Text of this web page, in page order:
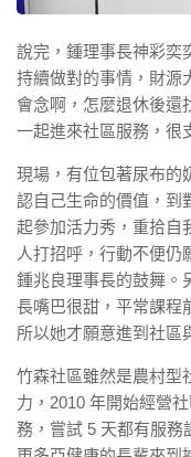
說完，鍾理事長神彩奕
持續做對的事情，財源
會念啊，怎麼退休後還
一起進來社區服務，很
現場，有位包著尿布的
認自己生命的價值，到
起參加活力秀，重拾自
人打招呼，行動不便仍
鍾兆良理事長的鼓舞。
長嘴巴很甜，平常課程
所以她才願意進到社區
竹森社區雖然是農村型
力，2010 年開始經營
務，嘗試 5 天都有服務